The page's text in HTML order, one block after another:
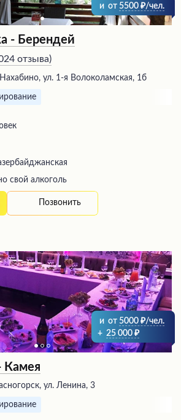
и от 5500 /чел.
- Берендей
отзыва)
ул. 1-я Волоколамская, 1б
свой алкоголь
Позвонить
и от 5000
/чел.
+ 25 000
Камея
ул. Ленина, 3